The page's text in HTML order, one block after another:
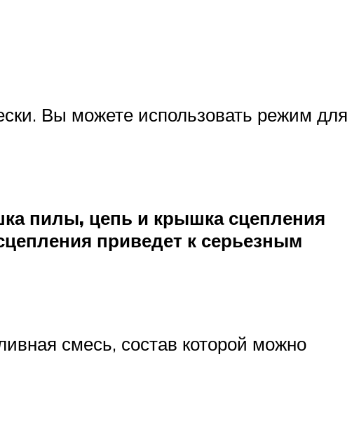
Вы можете использовать режим для
пилы, цепь и крышка сцепления
приведет к серьезным
смесь, состав которой можно